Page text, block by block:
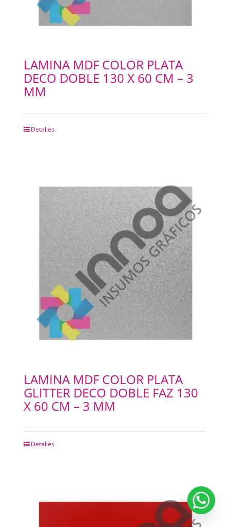
LAMINA MDF COLOR PLATA
DECO DOBLE 130 X 60 CM – 3
MM
Detalles
LAMINA MDF COLOR PLATA
GLITTER DECO DOBLE FAZ 130
X 60 CM – 3 MM
Detalles